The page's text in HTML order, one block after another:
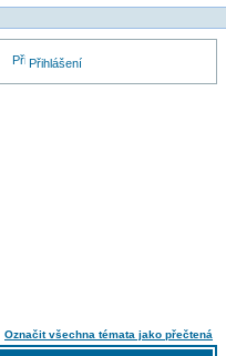
Přihlášení
Označit všechna témata jako přečtená